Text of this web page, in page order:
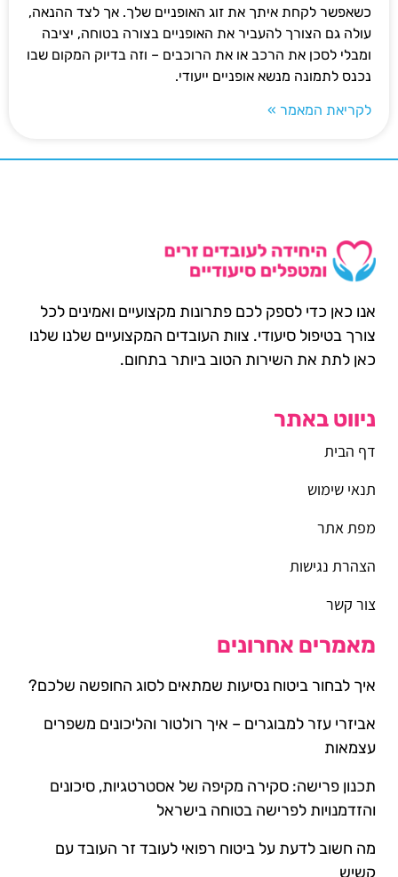
כשאפשר לקחת איתך את זוג האופניים שלך. אך לצד ההנאה,
עולה גם הצורך להעביר את האופניים בצורה בטוחה, יציבה
ומבלי לסכן את הרכב או את הרוכבים – וזה בדיוק המקום שבו
נכנס לתמונה מנשא אופניים ייעודי.
לקריאת המאמר »
אנו כאן כדי לספק לכם פתרונות מקצועיים ואמינים לכל
צורך בטיפול סיעודי. צוות העובדים המקצועיים שלנו שלנו
כאן לתת את השירות הטוב ביותר בתחום.
ניווט באתר
דף הבית
תנאי שימוש
מפת אתר
הצהרת נגישות
צור קשר
מאמרים אחרונים
איך לבחור ביטוח נסיעות שמתאים לסוג החופשה שלכם?
אביזרי עזר למבוגרים – איך רולטור והליכונים משפרים
עצמאות
תכנון פרישה: סקירה מקיפה של אסטרטגיות, סיכונים
והזדמנויות לפרישה בטוחה בישראל
מה חשוב לדעת על ביטוח רפואי לעובד זר העובד עם
קשיש